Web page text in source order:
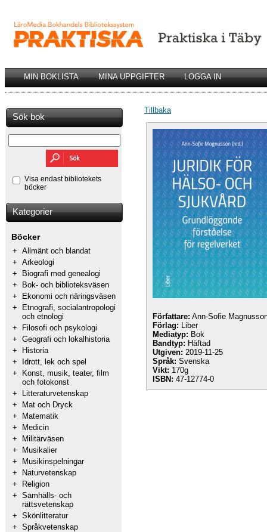
MIN BOKLISTA MINA UPPGIFTER LOGGA IN
Sök bok
Visa endast bibliotekets
böcker
Kategorier
Böcker
+ Allmänt och blandat
+ Arkeologi
+
Biografi med genealogi
+
Bok- och biblioteksväsen
+
Ekonomi och näringsväsen
+
Etnografi, socialantropologi
och etnologi
+
Filosofi och psykologi
+ Geografi och lokalhistoria
+
Historia
+
Idrott, lek och spel
+
Konst, musik, teater, film
och fotokonst
+
Litteraturvetenskap
+
Mat och Dryck
+
Matematik
+
Medicin
+
Militärväsen
+
Musikalier
+
Musikinspelningar
+
Naturvetenskap
+
Religion
+ Samhälls- och
rättsvetenskap
+ Skönlitteratur
+ Språkvetenskap
Tillbaka
Författare: Ann-Sofie
Förlag: Liber
Mediatyp: Bok
Bandtyp: Häftad
Utgiven: 2019-11-25
Språk: Svenska
Vikt: 170g
ISBN: 47-12774-0